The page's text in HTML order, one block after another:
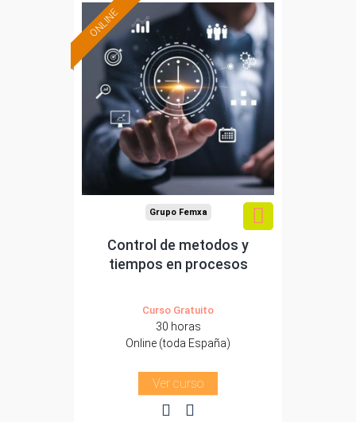
ONLINE
Formación 100%
subvencionada.
Para desempleados,
trabajadores y
autónomos.
Sector
-Administración.
Grupo Femxa
Control de metodos y
tiempos en procesos
Curso Gratuito
30 horas
Online (toda España)
Ver curso